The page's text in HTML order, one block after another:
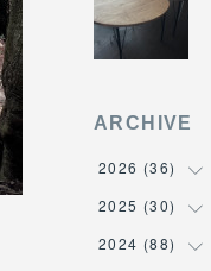
ARCHIVE
2026 (36)
(3)
(4)
2025 (30)
(6)
2024 (88)